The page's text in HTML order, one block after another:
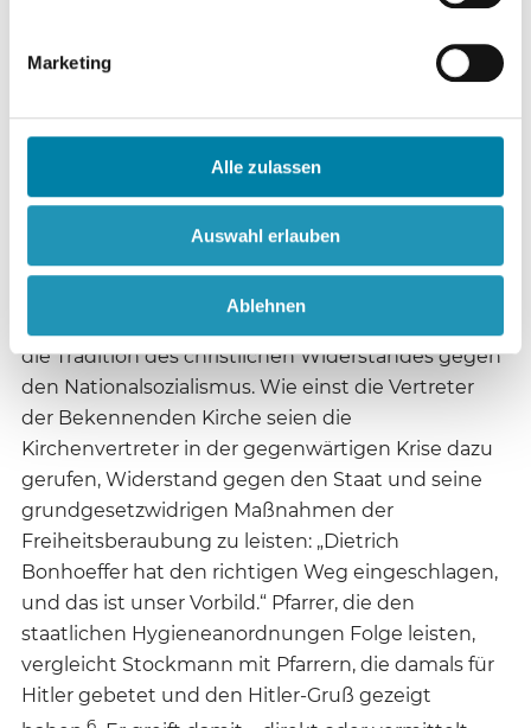
Marketing
Alle zulassen
Auswahl erlauben
Ablehnen
Grundgesetz festgehaltenen Souveränität des
muss weg, weil: sie hat das Grundgesetz
Im Zuge seines Engagements gegen die Corona-
„Knechtschaft“ hat Stockmann das Netzwerk
„Christen im Widerstand“ begründet, das sich mit
einer gleichnamigen Website im Internet
Wie Äußerungen von ihm belegen,
die Tradition des christlichen Widerstandes gegen
den Nationalsozialismus. Wie einst die Vertreter
der Bekennenden Kirche seien die
Kirchenvertreter in der gegenwärtigen Krise dazu
gerufen, Widerstand gegen den Staat und seine
grundgesetzwidrigen Maßnahmen der
Freiheitsberaubung zu leisten: „Dietrich
Bonhoeffer hat den richtigen Weg eingeschlagen,
und das ist unser Vorbild.“ Pfarrer, die den
staatlichen Hygieneanordnungen Folge leisten,
vergleicht Stockmann mit Pfarrern, die damals für
Hitler gebetet und den Hitler-Gruß gezeigt
6